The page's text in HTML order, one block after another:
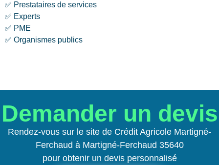
✅ Prestataires de services
✅ Experts
✅ PME
✅ Organismes publics
Demander un devis
Rendez-vous sur le site de Crédit Agricole Martigné-
Ferchaud à Martigné-Ferchaud 35640
pour obtenir un devis personnalisé